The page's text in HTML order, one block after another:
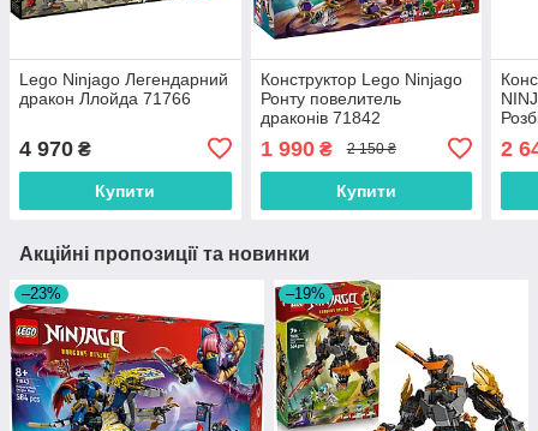
Lego Ninjago Легендарний
дракон Ллойда 71766
4 970 ₴
Купити
Конструктор Lego Ninjago
Ронту повелитель
драконів 71842
1 990₴ 2 150 ₴
Купити
2
Акційні пропозиції та новинки
–23% –19%